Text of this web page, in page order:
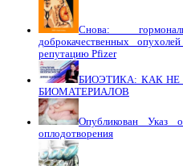
Снова:
доброкачественных
репутацию Pfizer
БИОЭТИКА: КАК НЕ
БИОМАТЕРИАЛОВ
Опубликован Указ о
оплодотворения